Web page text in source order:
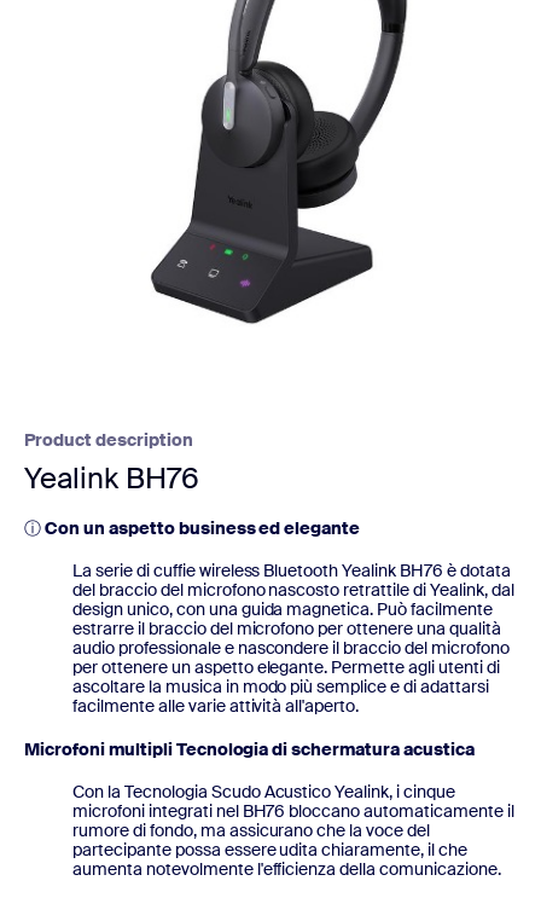
Product description
Yealink BH76
ⓘCon un aspetto business ed elegante
La serie di cuffie wireless Bluetooth Yealink BH76 è dotata
del braccio del microfono nascosto retrattile di Yealink, dal
design unico, con una guida magnetica. Può facilmente
estrarre il braccio del microfono per ottenere una qualità
audio professionale e nascondere il braccio del microfono
per ottenere un aspetto elegante. Permette agli utenti di
ascoltare la musica in modo più semplice e di adattarsi
facilmente alle varie attività all'aperto.
Microfoni multipli Tecnologia di schermatura acustica
Con la Tecnologia Scudo Acustico Yealink, i cinque
microfoni integrati nel BH76 bloccano automaticamente il
rumore di fondo, ma assicurano che la voce del
partecipante possa essere udita chiaramente, il che
aumenta notevolmente l'efficienza della comunicazione.